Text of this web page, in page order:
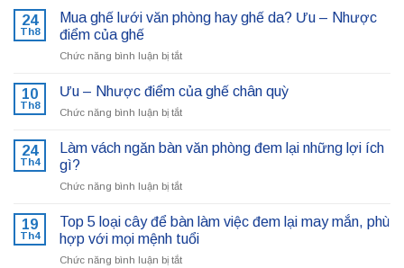
24
Th8
Mua ghế lưới văn phòng hay ghế da? Ưu – Nhược
điểm của ghế
Chức năng bình luận bị tắtở
ghế
lưới
văn
hay
Ưu
Nhược
điểm
10
Th8
Ưu – Nhược điểm của ghế chân quỳ
Chức năng bình luận bị tắtở
Nhược
của
chân
quỳ
24
Th4
Làm vách ngăn bàn văn phòng đem lại những lợi ích
gì?
Chức năng bình luận bị tắtở
vách
ngăn
bàn
văn
19
Th4
Top 5 loại cây để bàn làm việc đem lại may mắn, phù
hợp với mọi mệnh tuổi
Chức năng bình luận bị tắtở